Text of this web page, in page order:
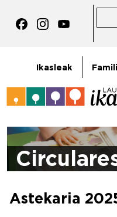
Pasar al contenido principal
Ikasleak
Astekaria